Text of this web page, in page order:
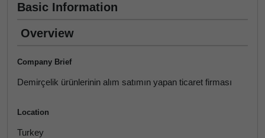
Basic Information
Overview
Company Brief
Demirçelik ürünlerinin alım satımın yapan ticaret firması
Location
Turkey